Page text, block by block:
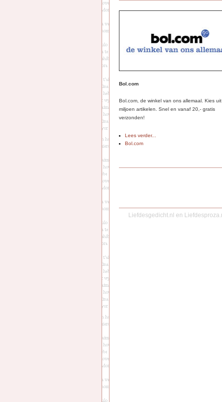
Bol.com
Bol.com, de winkel van ons allemaal. Kies
miljoen artikelen. Snel en vanaf 20,- gratis
verzonden!
Lees verder...
Bol.com
Liefdesgedicht.nl en